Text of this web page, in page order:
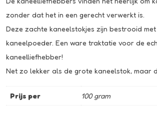
zonder dat het in een gerecht verwerkt is.
Deze zachte kaneelstokjes zijn bestrooid
kaneelpoeder. Een ware traktatie voor de
kaneelliefhebber!
Net zo lekker als de grote kaneelstok, maar
Prijs per 100 gram